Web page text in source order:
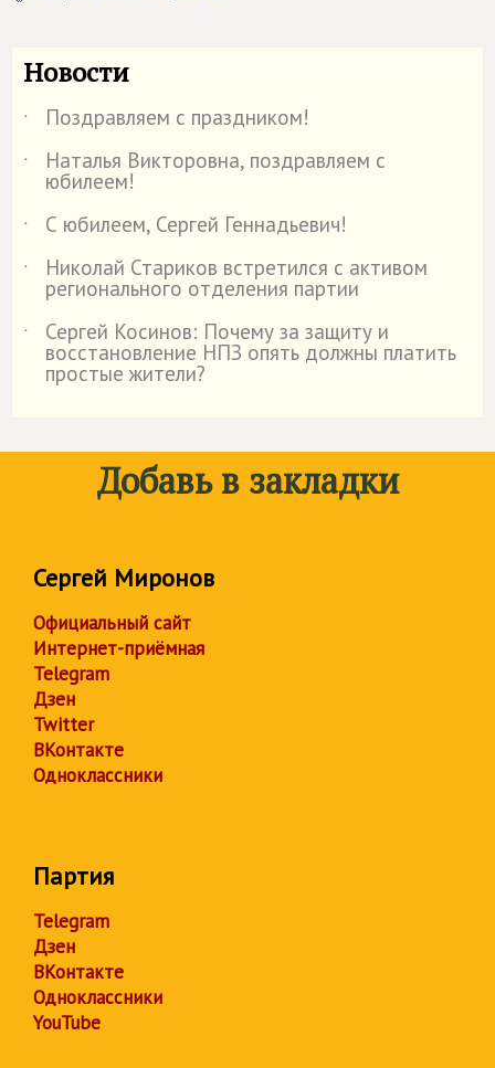
Новости
˙
Поздравляем с праздником!
˙
Наталья Викторовна, поздравляем с
юбилеем!
˙
С юбилеем, Сергей Геннадьевич!
˙
Николай Стариков встретился с активом
регионального отделения партии
˙
Сергей Косинов: Почему за защиту и
восстановление НПЗ опять должны платить
простые жители?
Добавь в закладки
Сергей Миронов
Официальный сайт
Интернет-приёмная
Telegram
Дзен
Twitter
ВКонтакте
Одноклассники
Партия
Telegram
Дзен
ВКонтакте
Одноклассники
YouTube